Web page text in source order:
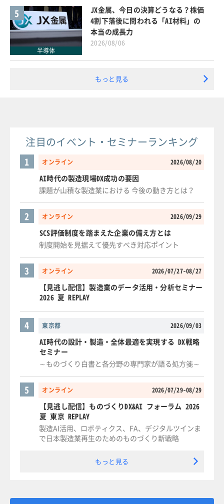
5
半導体
JX金属、今日の決算どうなる？株価
4割下落後に問われる「AI材料」の
本当の成長力
2026/08/06
もっと見る
注目のイベント・セミナーランキング
オンライン 2026/08/20
1
AI時代の製造現場DX成功の要因
課題が山積な製造業における 今後の動き方とは？
オンライン 2026/09/29
2
SCS評価制度を踏まえた企業の備え方とは
制度開始を見据えて優先すべき対応ポイント
オンライン 2026/07/27-08/27
3
【見逃し配信】製造業のデータ活用・分析セミナー
2026 夏 REPLAY
東京都 2026/09/03
4
AI時代の設計・製造・全体最適を実現する DX戦略
セミナー
～ものづくり白書と各分野の専門家が語る処方箋～
オンライン 2026/07/29-08/29
5
【見逃し配信】ものづくりDX&AI フォーラム 2026
夏 東京 REPLAY
製造AI活用、ロボティクス、FA、デジタルツインま
で日本製造業再生のためのものづくり新戦略
もっと見る